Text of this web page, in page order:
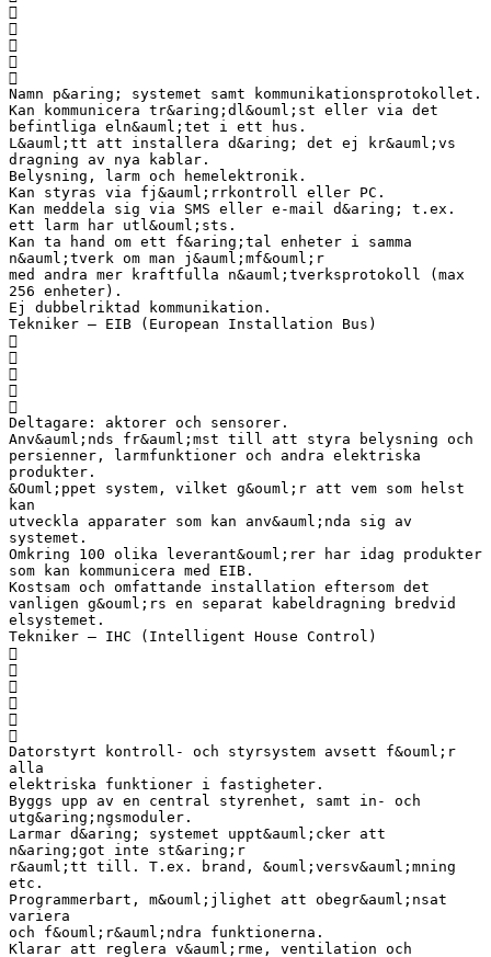





Namn p&aring; systemet samt kommunikationsprotokollet.
Kan kommunicera tr&aring;dl&ouml;st eller via det
befintliga eln&auml;tet i ett hus.
L&auml;tt att installera d&aring; det ej kr&auml;vs
dragning av nya kablar.
Belysning, larm och hemelektronik.
Kan styras via fj&auml;rrkontroll eller PC.
Kan meddela sig via SMS eller e-mail d&aring; t.ex.
ett larm har utl&ouml;sts.
Kan ta hand om ett f&aring;tal enheter i samma
n&auml;tverk om man j&auml;mf&ouml;r
med andra mer kraftfulla n&auml;tverksprotokoll (max
256 enheter).
Ej dubbelriktad kommunikation.
Tekniker – EIB (European Installation Bus)





Deltagare: aktorer och sensorer.
Anv&auml;nds fr&auml;mst till att styra belysning och
persienner, larmfunktioner och andra elektriska
produkter.
&Ouml;ppet system, vilket g&ouml;r att vem som helst
kan
utveckla apparater som kan anv&auml;nda sig av
systemet.
Omkring 100 olika leverant&ouml;rer har idag produkter
som kan kommunicera med EIB.
Kostsam och omfattande installation eftersom det
vanligen g&ouml;rs en separat kabeldragning bredvid
elsystemet.
Tekniker – IHC (Intelligent House Control)






Datorstyrt kontroll- och styrsystem avsett f&ouml;r
alla
elektriska funktioner i fastigheter.
Byggs upp av en central styrenhet, samt in- och
utg&aring;ngsmoduler.
Larmar d&aring; systemet uppt&auml;cker att
n&aring;got inte st&aring;r
r&auml;tt till. T.ex. brand, &ouml;versv&auml;mning
etc.
Programmerbart, m&ouml;jlighet att obegr&auml;nsat
variera
och f&ouml;r&auml;ndra funktionerna.
Klarar att reglera v&auml;rme, ventilation och